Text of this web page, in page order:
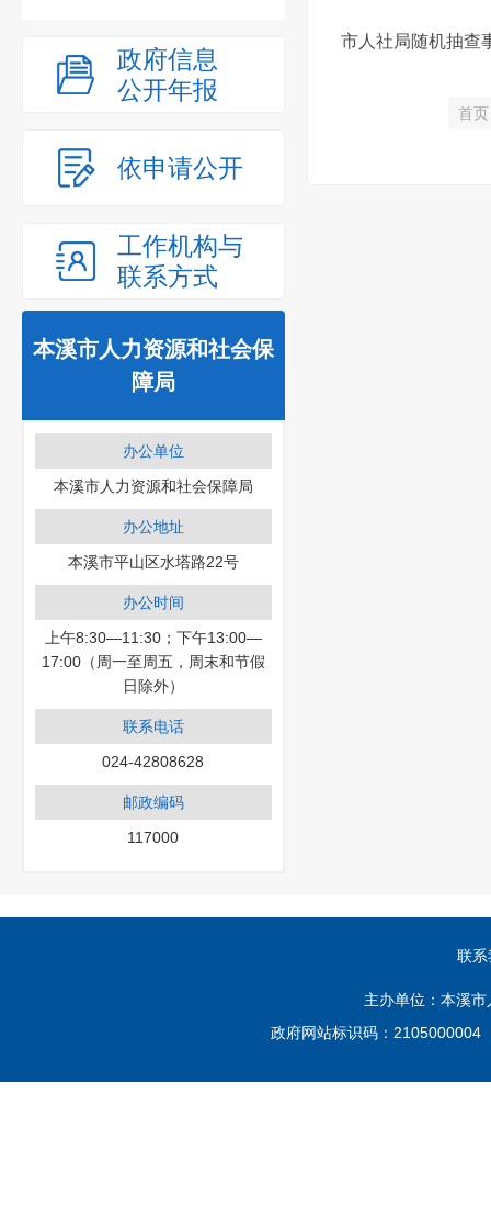
政府信息
公开年报
依申请公开
工作机构与
联系方式
本溪市人力资源和社会保
障局
办公单位
本溪市人力资源和社会保障局
办公地址
本溪市平山区水塔路22号
办公时间
上午8:30—11:30；下午13:00—
17:00（周一至周五，周末和节假
日除外）
联系电话
024-42808628
邮政编码
117000
市人社局随机抽查
首页
联系
主办单位：本溪
政府网站标识码：